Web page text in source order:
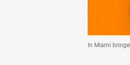
In Miami